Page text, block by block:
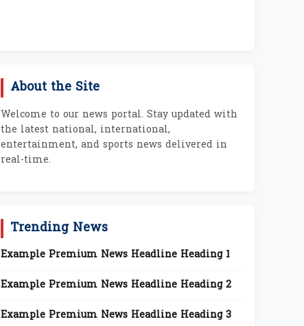
About the Site
Welcome to our news portal. Stay updated with
the latest national, international,
entertainment, and sports news delivered in
real-time.
Trending News
Example Premium News Headline Heading 1
Example Premium News Headline Heading 2
Example Premium News Headline Heading 3